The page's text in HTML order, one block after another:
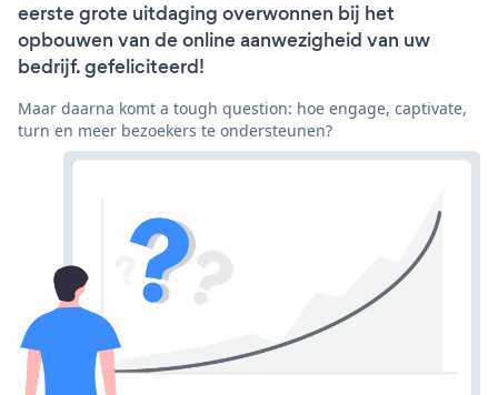
eerste grote uitdaging overwonnen bij het
opbouwen van de online aanwezigheid van uw
bedrijf. gefeliciteerd!
Maar daarna komt a tough question: hoe engage, captivate,
turn en meer bezoekers te ondersteunen?